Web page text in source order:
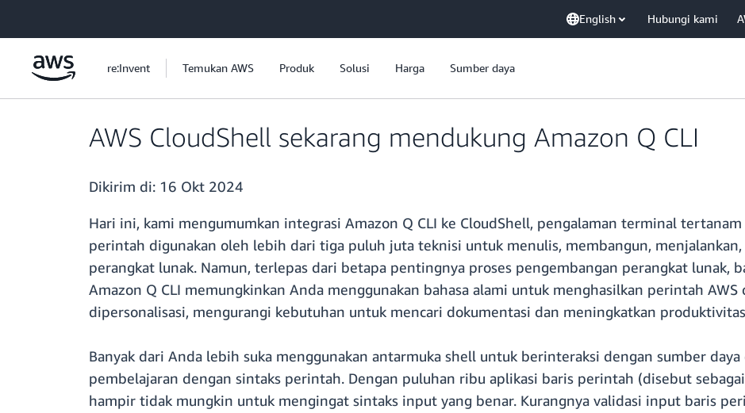
English Hubungi kami
re:Invent Temukan AWS Produk Solusi Harga Sumber daya
AWS CloudShell sekarang mendukung Amazon Q CLI
Dikirim di: 16 Okt 2024
Hari ini, kami mengumumkan integrasi Amazon Q CLI ke CloudShell, pengalaman terminal tertanam
perintah digunakan oleh lebih dari tiga puluh juta teknisi untuk menulis, membangun,
perangkat lunak. Namun, terlepas dari betapa pentingnya proses pengembangan perangkat lunak,
Amazon Q CLI memungkinkan Anda menggunakan bahasa alami untuk menghasilkan perintah
dipersonalisasi, mengurangi kebutuhan untuk mencari dokumentasi dan meningkatkan
Banyak dari Anda lebih suka menggunakan antarmuka shell untuk berinteraksi dengan sumber
pembelajaran dengan sintaks perintah. Dengan puluhan ribu aplikasi baris perintah (disebut
hampir tidak mungkin untuk mengingat sintaks input yang benar. Kurangnya validasi input baris